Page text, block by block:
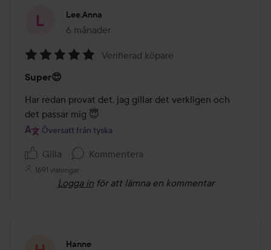
Lee.anna
6 månader
Inlägget skapades 6 månader
5
av
5
Verifierad köpare
Super😍
Har redan provat det, jag gillar det verkligen och
det passar mig 😇
Översatt från tyska
Gilla Kommentera
1691 visningar
Logga in för att lämna en kommentar
Hanne